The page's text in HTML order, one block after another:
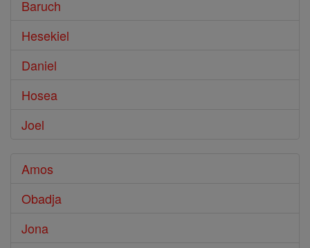
Baruch
Hesekiel
Daniel
Hosea
Joel
Amos
Obadja
Jona